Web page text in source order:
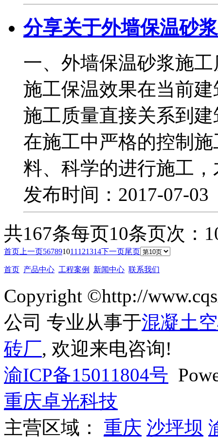
分享关于外墙保温砂
一、外墙保温砂浆施
施工保温效果在当前
施工质量直接关系到
在施工中严格的控制
料、科学的进行施工
发布时间：2017-07-
共167条每页10条页次：
首页 上一页567891011 121314下一页尾页
首页 产品中心 工程案例 新闻中心 联系我们
Copyright ©http://
公司 专业从事于混凝土
砖厂, 欢迎来电咨询!
渝ICP备15011804号
重庆卓光科技
主营区域： 重庆 沙坪坝